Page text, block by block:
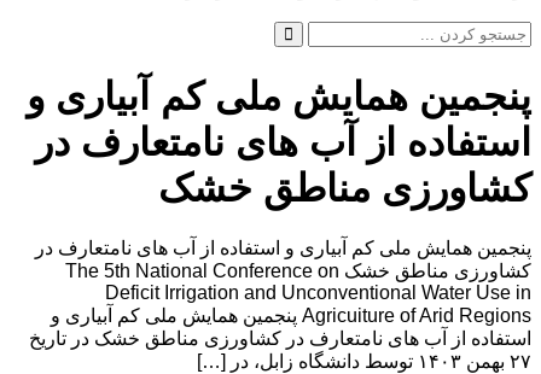
پنجمین همایش ملی کم آبیاری و
استفاده از آب های نامتعارف در
کشاورزی مناطق خشک
پنجمین همایش ملی کم آبیاری و استفاده از آب های نامتعارف در
کشاورزی مناطق خشک The 5th National Conference on
Deficit Irrigation and Unconventional Water Use in
Agricuiture of Arid Regions پنجمین همایش ملی کم آبیاری و
استفاده از آب های نامتعارف در کشاورزی مناطق خشک در تاریخ
۲۷ بهمن ۱۴۰۳ توسط دانشگاه زابل، در […]